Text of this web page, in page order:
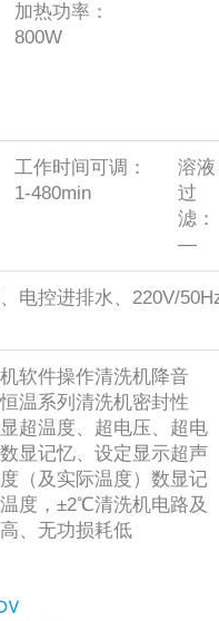
加热功率：
800W
工作时间可调：
1-480min
溶液
过
滤：
—
电控进排水、220V/
软件操作清洗机降音
温系列清洗机密封性
超温度、超电压、超电
显记忆、设定显示超声
（及实际温度）数显记
度，±2℃清洗机电路及
、无功损耗低